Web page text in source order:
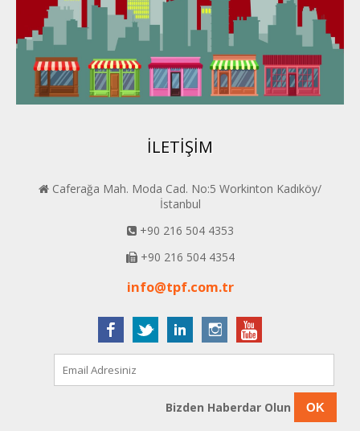
Konya PERDER
Van PERDER
BEYPER
İLETİŞİM
Caferağa Mah. Moda Cad. No:5 Workinton Kadıköy/
İstanbul
+90 216 504 4353
+90 216 504 4354
info@tpf.com.tr
Bizden Haberdar Olun OK